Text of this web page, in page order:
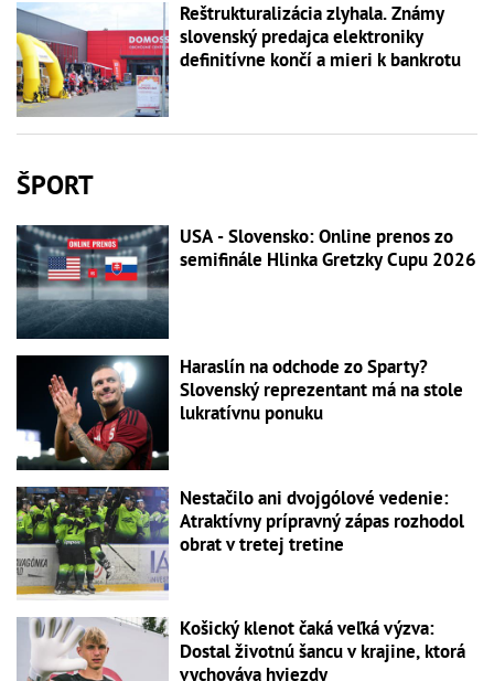
Reštrukturalizácia zlyhala. Známy
slovenský predajca elektroniky
definitívne končí a mieri k bankrotu
ŠPORT
USA - Slovensko: Online prenos zo
semifinále Hlinka Gretzky Cupu 2026
Haraslín na odchode zo Sparty?
Slovenský reprezentant má na stole
lukratívnu ponuku
Nestačilo ani dvojgólové vedenie:
Atraktívny prípravný zápas rozhodol
obrat v tretej tretine
Košický klenot čaká veľká výzva:
Dostal životnú šancu v krajine, ktorá
vychováva hviezdy